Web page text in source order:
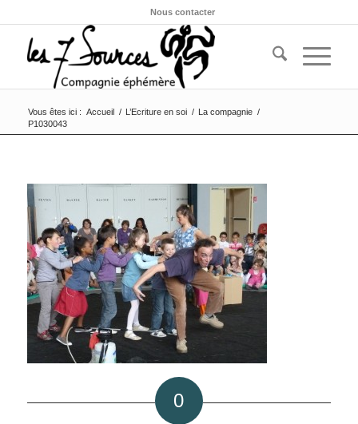
Nous contacter
Vous êtes ici : Accueil / L’Ecriture en soi / La compagnie /
P1030043
0